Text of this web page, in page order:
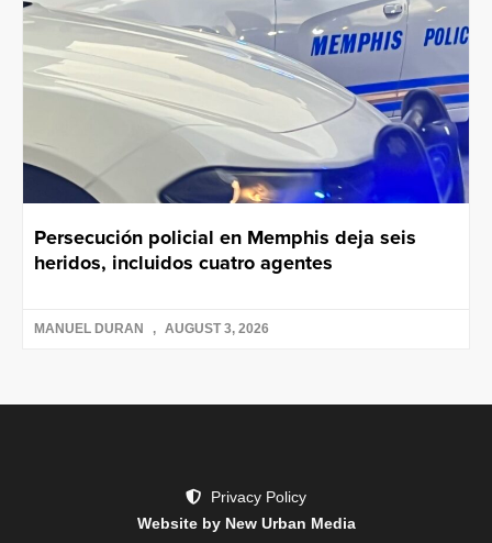
Persecución policial en Memphis deja seis
heridos, incluidos cuatro agentes
MANUEL DURAN AUGUST 3, 2026
Privacy Policy
Website by New Urban Media